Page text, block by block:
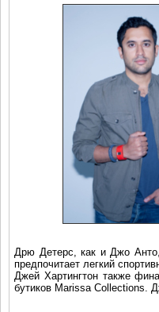
Дрю Детерс, как и Джо
предпочитает легкий
Джей Хартингтон также
бутиков Marissa Collections.